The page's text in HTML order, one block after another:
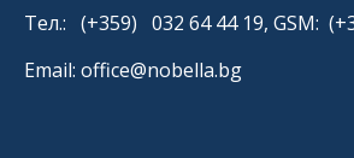
Тел.: (+359) 032 64 44 19, GSM:
Email: office@nobella.bg